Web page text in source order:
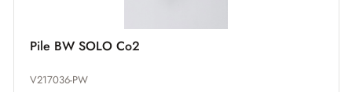
Pile BW SOLO Co2
V217036-PW